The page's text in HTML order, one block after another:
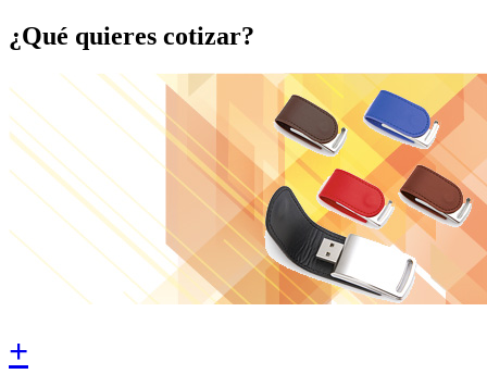
¿Qué quieres cotizar?
+